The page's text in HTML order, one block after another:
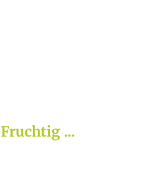
...